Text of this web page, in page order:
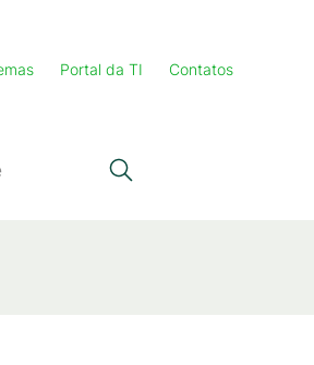
Portal da TI Contatos